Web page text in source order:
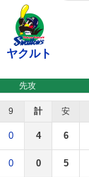
ヤクルト
先攻
9 計 安
0 4 6
0 0 5